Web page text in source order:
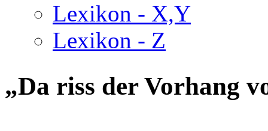
Lexikon - X,Y
Lexikon - Z
„Da riss der Vorhang